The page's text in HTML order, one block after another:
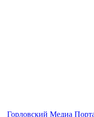
Горловский Медиа